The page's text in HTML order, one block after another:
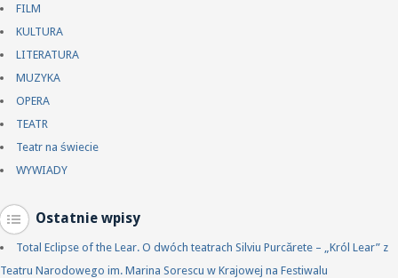
FILM
KULTURA
LITERATURA
MUZYKA
OPERA
TEATR
Teatr na świecie
WYWIADY
Ostatnie wpisy
Total Eclipse of the Lear. O dwóch teatrach Silviu Purcărete – „Król Lear” z
Teatru Narodowego im. Marina Sorescu w Krajowej na Festiwalu